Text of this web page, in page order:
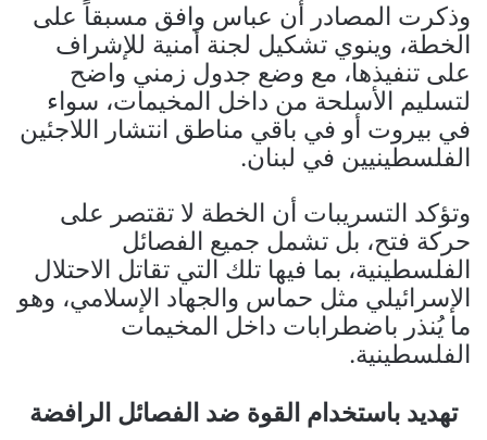
وذكرت المصادر أن عباس وافق مسبقاً على
الخطة، وينوي تشكيل لجنة أمنية للإشراف
على تنفيذها، مع وضع جدول زمني واضح
لتسليم الأسلحة من داخل المخيمات، سواء
في بيروت أو في باقي مناطق انتشار اللاجئين
الفلسطينيين في لبنان.
وتؤكد التسريبات أن الخطة لا تقتصر على
حركة فتح، بل تشمل جميع الفصائل
الفلسطينية، بما فيها تلك التي تقاتل الاحتلال
الإسرائيلي مثل حماس والجهاد الإسلامي، وهو
ما يُنذر باضطرابات داخل المخيمات
الفلسطينية.
تهديد باستخدام القوة ضد الفصائل الرافضة